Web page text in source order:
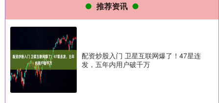
推荐资讯
配资炒股入门 卫星互联网爆了！47星连
发，五年内用户破千万